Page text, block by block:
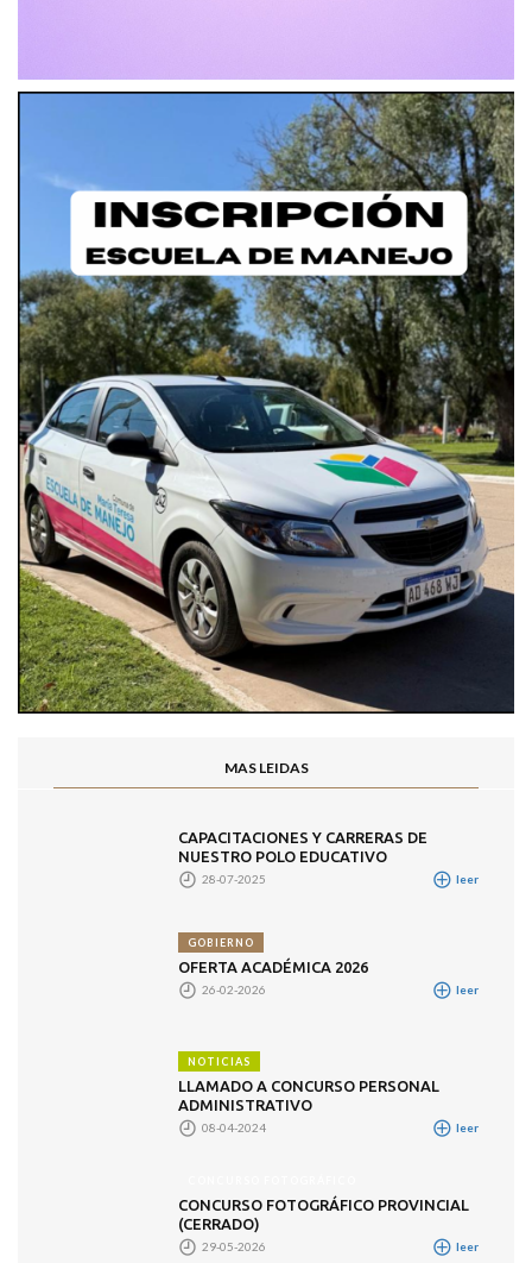
MAS LEIDAS
CAPACITACIONES Y CARRERAS DE
NUESTRO POLO EDUCATIVO
28-07-2025 leer
GOBIERNO
OFERTA ACADÉMICA 2026
26-02-2026 leer
NOTICIAS
LLAMADO A CONCURSO PERSONAL
ADMINISTRATIVO
08-04-2024 leer
CONCURSO FOTOGRÁFICO PROVINCIAL
(CERRADO)
29-05-2026 leer